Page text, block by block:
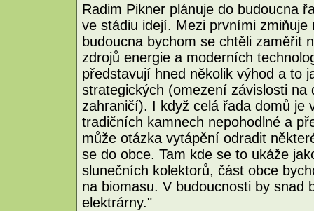
Radim Pikner plánuje do budoucna
ve stádiu idejí. Mezi prvními
budoucna bychom se chtěli zaměřit
zdrojů energie a moderních
představují hned několik výhod a to
strategických (omezení závislosti
zahraničí). I když celá řada domů je
tradičních kamnech nepohodlné a
může otázka vytápění odradit
se do obce. Tam kde se to ukáže
slunečních kolektorů, část obce
na biomasu. V budoucnosti by snad
elektrárny."